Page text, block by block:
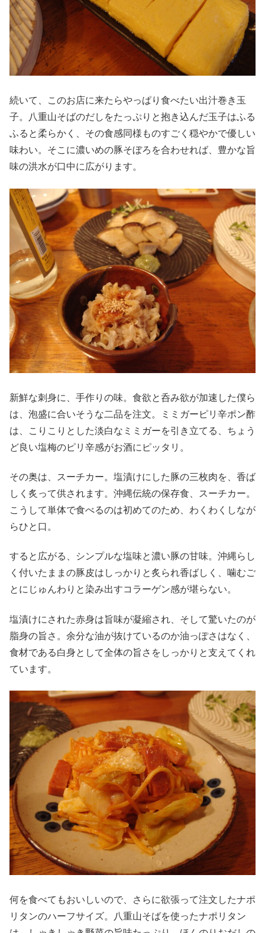
続いて、このお店に来たらやっぱり食べたい出汁巻き玉
子。八重山そばのだしをたっぷりと抱き込んだ玉子はふる
ふると柔らかく、その食感同様ものすごく穏やかで優しい
味わい。そこに濃いめの豚そぼろを合わせれば、豊かな旨
味の洪水が口中に広がります。
新鮮な刺身に、手作りの味。食欲と呑み欲が加速した僕ら
は、泡盛に合いそうな二品を注文。ミミガーピリ辛ポン酢
は、こりこりとした淡白なミミガーを引き立てる、ちょう
ど良い塩梅のピリ辛感がお酒にピッタリ。
その奥は、スーチカー。塩漬けにした豚の三枚肉を、香ば
しく炙って供されます。沖縄伝統の保存食、スーチカー。
こうして単体で食べるのは初めてのため、わくわくしなが
らひと口。
すると広がる、シンプルな塩味と濃い豚の甘味。沖縄らし
く付いたままの豚皮はしっかりと炙られ香ばしく、噛むご
とにじゅんわりと染み出すコラーゲン感が堪らない。
塩漬けにされた赤身は旨味が凝縮され、そして驚いたのが
脂身の旨さ。余分な油が抜けているのか油っぽさはなく、
食材である白身として全体の旨さをしっかりと支えてくれ
ています。
何を食べてもおいしいので、さらに欲張って注文したナポ
リタンのハーフサイズ。八重山そばを使ったナポリタン